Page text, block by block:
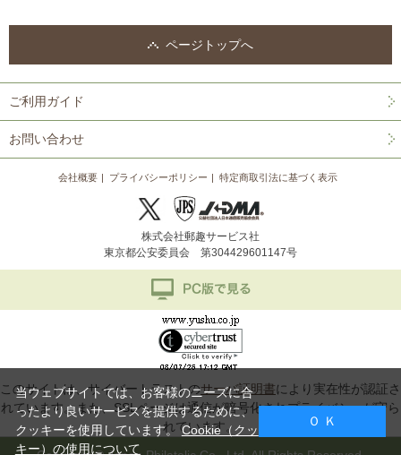
ページトップへ
ご利用ガイド
お問い合わせ
会社概要 プライバシーポリシー 特定商取引法に基づく表示
株式会社郵趣サービス社
東京都公安委員会 第304429601147号
このサイトは、サイバートラストのサーバ証明書により実在性が認証さ
れています。また、SSLページは通信が暗号化されプライバシーが守ら
れています。
当ウェブサイトでは、お客様のニーズに合
ったより良いサービスを提供するために、
クッキーを使用しています。Cookie（クッ
キー）の使用について
Ｏ Ｋ